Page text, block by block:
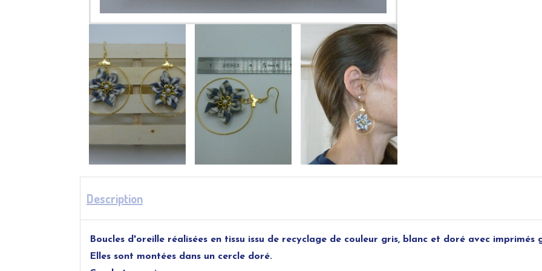
Description
Boucles d'oreille réalisées en tissu issu de recyclage de couleur gris, blanc et doré avec imprimés
Elles sont montées dans un cercle doré.